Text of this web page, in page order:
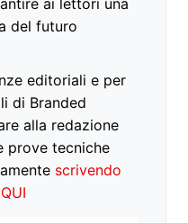
del futuro
editoriali e per
di Branded
alla redazione
prove tecniche
scrivendo